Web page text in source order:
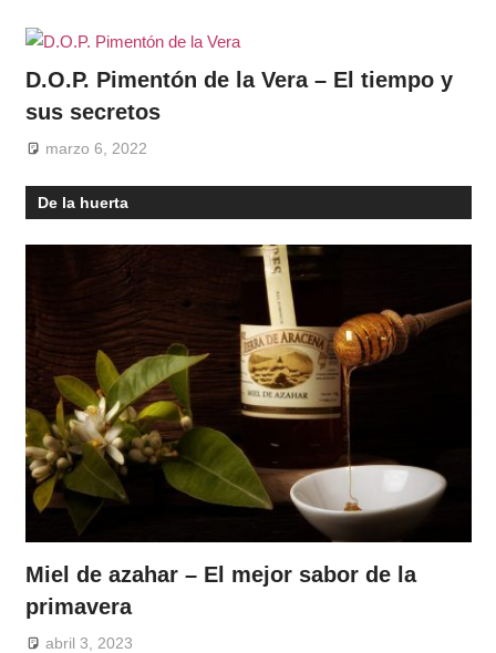
D.O.P. Pimentón de la Vera – El tiempo y
sus secretos
marzo 6, 2022
De la huerta
Miel de azahar – El mejor sabor de la
primavera
abril 3, 2023